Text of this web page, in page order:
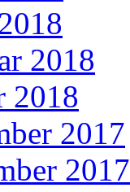
2018
2018
2017
2017